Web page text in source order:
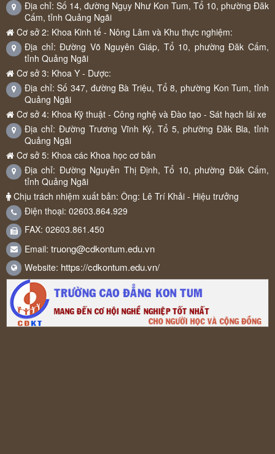
Địa chỉ: Số 14, đường Ngụy Như Kon Tum, Tổ 10, phường Đăk
Cấm, tỉnh Quảng Ngãi
Cơ sở 2: Khoa Kinh tế - Nông Lâm và Khu thực nghiệm:
Địa chỉ: Đường Võ Nguyên Giáp, Tổ 10, phường Đăk Cấm,
tỉnh Quảng Ngãi
Cơ sở 3: Khoa Y - Dược:
Địa chỉ: Số 347, đường Bà Triệu, Tổ 8, phường Kon Tum, tỉnh
Quảng Ngãi
Cơ sở 4: Khoa Kỹ thuật - Công nghệ và Đào tạo - Sát hạch lái xe
Địa chỉ: Đường Trương Vĩnh Ký, Tổ 5, phường Đăk Bla, tỉnh
Quảng Ngãi
Cơ sở 5: Khoa các Khoa học cơ bản
Địa chỉ: Đường Nguyễn Thị Định, Tổ 10, phường Đăk Cấm,
tỉnh Quảng Ngãi
Chịu trách nhiệm xuất bản: Ông: Lê Trí Khải - Hiệu trưởng
Điện thoại: 02603.864.929
FAX: 02603.861.450
Email: truong@cdkontum.edu.vn
Website: https://cdkontum.edu.vn/